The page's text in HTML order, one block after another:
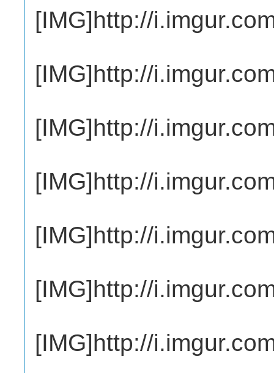
[IMG]http://
[IMG]http://
[IMG]http://
[IMG]http://
[IMG]http://
[IMG]http://
[IMG]http://